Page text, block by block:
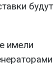
будут
имели